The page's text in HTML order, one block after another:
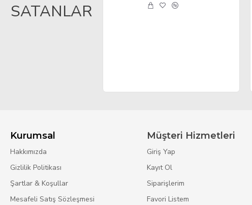
SATANLAR
Kurumsal
Hakkımızda
Gizlilik Politikası
Şartlar & Koşullar
Mesafeli Satış Sözleşmesi
Müşteri Hizmetleri
Giriş Yap
Kayıt Ol
Siparişlerim
Favori Listem